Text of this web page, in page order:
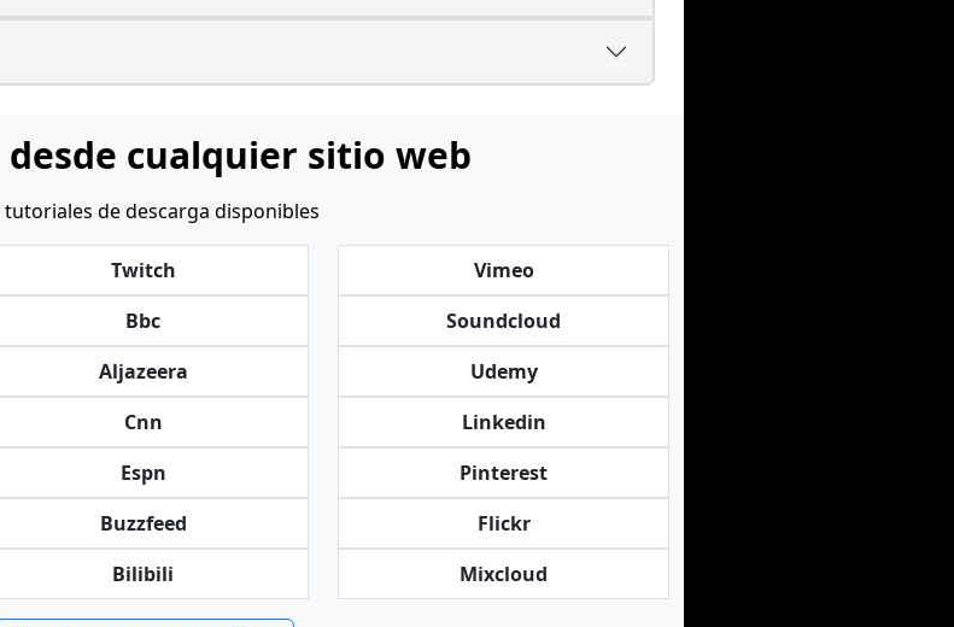
desde cualquier sitio web
tutoriales de descarga disponibles
Twitch
Bbc
Aljazeera
Cnn
Espn
Buzzfeed
Bilibili
Vimeo
Soundcloud
Udemy
Linkedin
Pinterest
Flickr
Mixcloud